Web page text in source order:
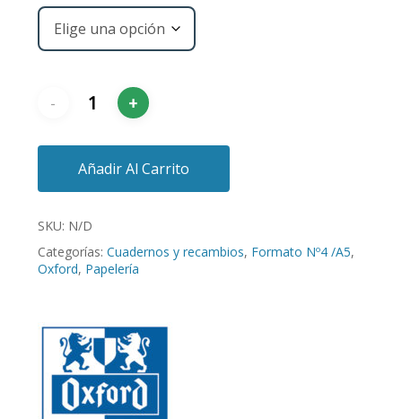
Añadir Al Carrito
SKU: N/D
Categorías: Cuadernos y recambios, Formato Nº4 /A5,
Oxford, Papelería